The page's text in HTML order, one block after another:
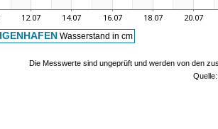
Wasserstand in cm
Die Messwerte sind ungeprüft und werden von den